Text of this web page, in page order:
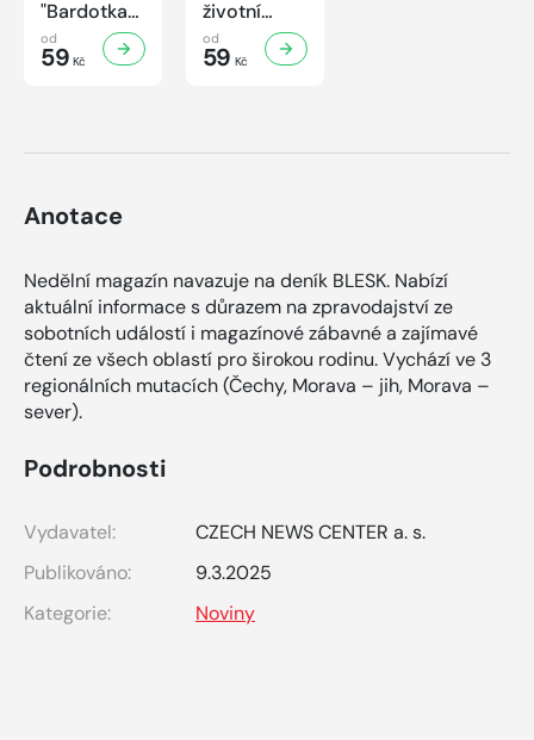
"Bardotka"
Jana
Brejchová
Mezi slávou
od
59 Kč
životní
příběh
sympaťáka
českého
od
59 Kč
Anotace
Nedělní magazín navazuje na deník BLESK. Nabízí
aktuální informace s důrazem na zpravodajství ze
sobotních událostí i magazínové zábavné a zajímavé
čtení ze všech oblastí pro širokou rodinu. Vychází ve 3
regionálních mutacích (Čechy, Morava – jih, Morava –
sever).
Podrobnosti
Vydavatel:
CZECH NEWS CENTER a. s.
Publikováno:
9.3.2025
Kategorie:
Noviny